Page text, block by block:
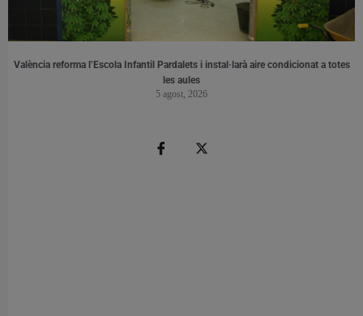
València reforma l’Escola Infantil Pardalets i instal·larà aire condicionat a totes
les aules
5 agost, 2026